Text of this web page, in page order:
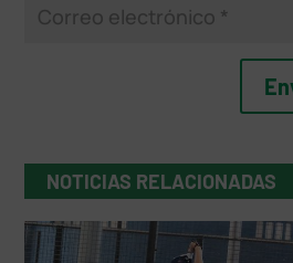
NOTICIAS RELACIONADAS